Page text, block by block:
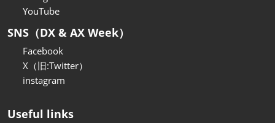
YouTube
SNS（DX & AX Week）
Facebook
X（旧:Twitter）
instagram
Useful links